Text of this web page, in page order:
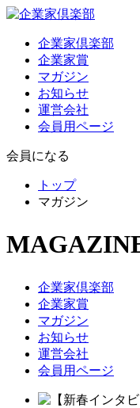
企業家倶楽部
企業家賞
マガジン
お知らせ
運営会社
会員用ページ
会員になる
トップ
マガジン
企業家倶楽部
企業家賞
マガジン
お知らせ
運営会社
会員用ページ